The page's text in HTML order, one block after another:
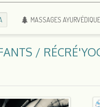
MASSAGES
/